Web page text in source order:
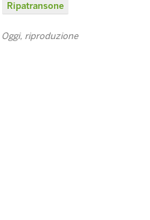
Ripatransone
riproduzione